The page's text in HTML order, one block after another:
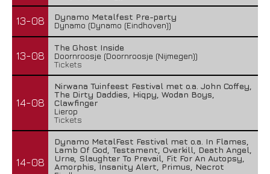
13-08
Dynamo Metalfest Pre-party
Dynamo (Dynamo (Eindhoven))
13-08
The Ghost Inside
Doornroosje (Doornroosje (Nijmegen))
Tickets
14-08
Nirwana Tuinfeest Festival met o.a. John Coffey,
The Dirty Daddies, Hiqpy, Wodan Boys,
Clawfinger
Lierop
Tickets
14-08
Dynamo MetalFest Festival met o.a. In Flames,
Lamb Of God, Testament, Overkill, Death Angel,
Urne, Slaughter To Prevail, Fit For An Autopsy,
Amorphis, Insanity Alert, Primus, Necrot